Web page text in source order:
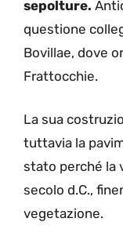
sepolture.
questione
Bovillae, dove
Frattocchie.
La sua
tuttavia la
stato perché la
secolo d.C.,
vegetazione.